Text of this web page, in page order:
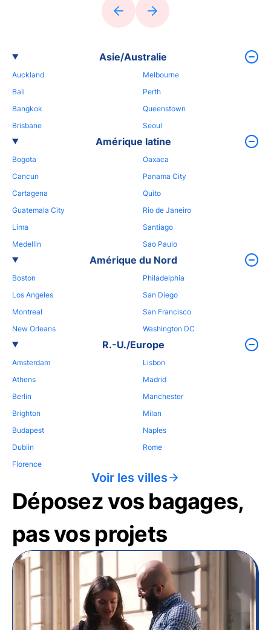
Asie/Australie
Auckland
Bali
Bangkok
Brisbane
Melbourne
Perth
Queenstown
Seoul
Amérique latine
Bogota
Cancun
Cartagena
Guatemala City
Lima
Medellin
Oaxaca
Panama City
Quito
Rio de Janeiro
Santiago
Sao Paulo
Amérique du Nord
Boston
Los Angeles
Montreal
New Orleans
Philadelphia
San Diego
San Francisco
Washington DC
R.-U./Europe
Amsterdam
Athens
Berlin
Brighton
Budapest
Dublin
Florence
Lisbon
Madrid
Manchester
Milan
Naples
Rome
Voir les villes
Déposez vos bagages,
pas vos projets